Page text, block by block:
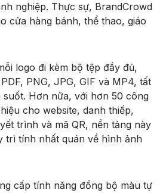
nghiệp. Thực sự, BrandCrowd
cửa hàng bánh, thể thao, giáo
logo đi kèm bộ tệp đầy đủ,
PNG, JPG, GIF và MP4, tất
Hơn nữa, với hơn 50 công
cho website, danh thiếp,
trình và mã QR, nền tảng này
trì tính nhất quán về hình ảnh
cấp tính năng đồng bộ màu tự